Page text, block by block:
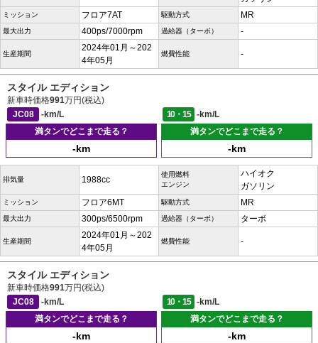
ミッション フロア7AT 駆動方式 MR
最大出力 400ps/7000rpm 過給器（ターボ） -
生産期間
2024年01月～202
4年05月
燃費性能 -
スタイル エディション
新車時価格991万円(税込)
JC08
-km/L 10・15
-km/L
満タンでどこまで走る？
-km
満タンでどこまで走る？
-km
排気量 1988cc
使用燃料
エンジン
ハイオク
ガソリン
ミッション フロア6MT 駆動方式 MR
最大出力 300ps/6500rpm 過給器（ターボ） ターボ
生産期間
2024年01月～202
4年05月
燃費性能 -
スタイル エディション
新車時価格991万円(税込)
JC08
-km/L 10・15
-km/L
満タンでどこまで走る？
-km
満タンでどこまで走る？
-km